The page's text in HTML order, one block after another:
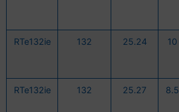
RTe132ie 132 25.24 10
RTe132ie 132 25.27 8.5